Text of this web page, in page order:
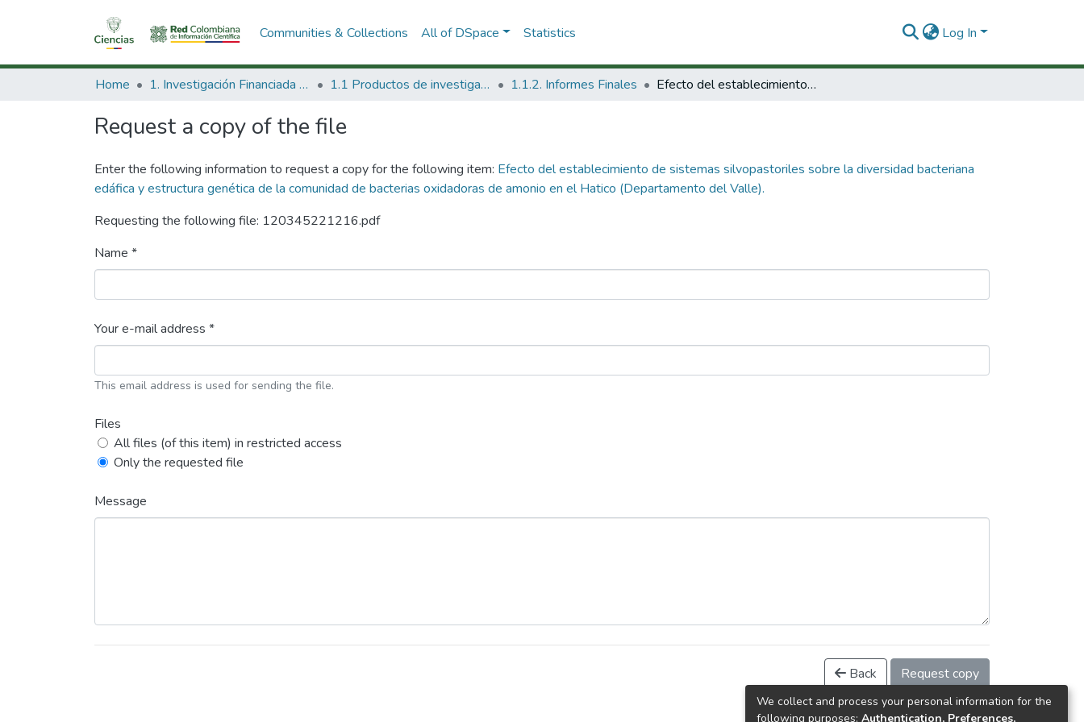
Communities & Collections All of DSpace Statistics Log In
Home 1. Investigación Financiada con Recursos Públicos 1.1 Productos de investigación 1.1.2. Informes Finales Efecto del establecimiento de sistemas silvopastoriles sobre la diversidad bacteriana edáfica y estructura genética de la comunidad de bacterias oxidadoras de amonio en el Hatico (Departamento del Valle).
Request a copy of the file
Enter the following information to request a copy for the following item: Efecto del establecimiento de sistemas silvopastoriles sobre la diversidad bacteriana
edáfica y estructura genética de la comunidad de bacterias oxidadoras de amonio en el Hatico (Departamento del Valle).
Requesting the following file: 120345221216.pdf
Name *
Your e-mail address *
This email address is used for sending the file.
Files
All files (of this item) in restricted access
Only the requested file
Message
Back Request copy
We collect and process your personal information for the
following purposes: Authentication, Preferences,